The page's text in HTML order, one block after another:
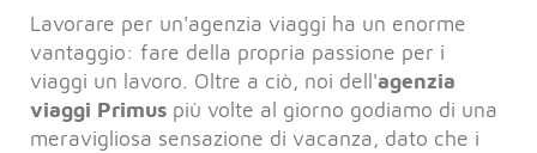
Lavorare per un'agenzia viaggi ha un enorme
vantaggio: fare della propria passione per i
viaggi un lavoro. Oltre a ciò, noi dell'agenzia
viaggi Primus più volte al giorno godiamo di una
meravigliosa sensazione di vacanza, dato che i